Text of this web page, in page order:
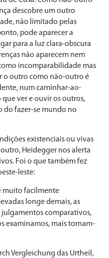
descobre um outro
não limitado pelas
pode aparecer a
para a luz clara-obscura
não aparecem nem
incomparabilidade mas
o outro como não-outro é
num caminhar-ao-
ver e ouvir os outros,
do fazer-se mundo no
existenciais ou vivas
Heidegger nos alerta
Foi o que também fez
leste:
muito facilmente
longe demais, as
julgamentos comparativos,
examinamos, mais tornam-
Vergleichung das Urtheil,